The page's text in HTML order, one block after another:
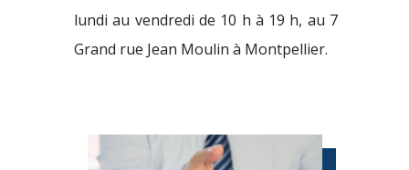
lundi au vendredi de 10 h à 19 h, au 7
Grand rue Jean Moulin à Montpellier.